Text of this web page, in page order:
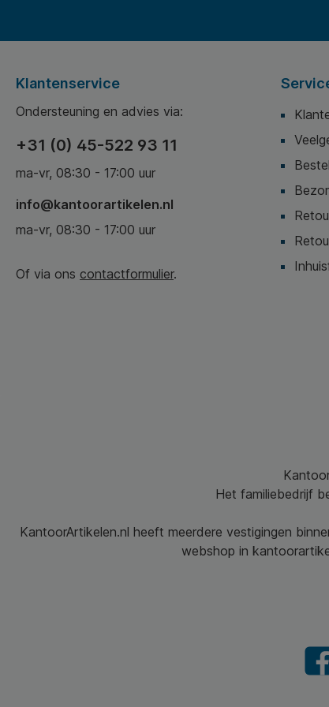
Klantenservice
Ondersteuning en advies via:
+31 (0) 45-522 93 11
ma-vr, 08:30 - 17:00 uur
info@kantoorartikelen.nl
ma-vr, 08:30 - 17:00 uur
Of via ons contactformulier.
Het familiebedrijf
KantoorArtikelen.nl heeft meerdere vestigingen
webshop in